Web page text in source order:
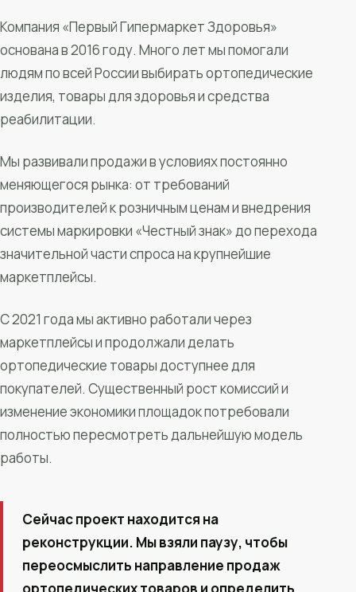
Компания «Первый Гипермаркет Здоровья»
основана в 2016 году. Много лет мы помогали
людям по всей России выбирать ортопедические
изделия, товары для здоровья и средства
реабилитации.
Мы развивали продажи в условиях постоянно
меняющегося рынка: от требований
производителей к розничным ценам и внедрения
системы маркировки «Честный знак» до перехода
значительной части спроса на крупнейшие
маркетплейсы.
С 2021 года мы активно работали через
маркетплейсы и продолжали делать
ортопедические товары доступнее для
покупателей. Существенный рост комиссий и
изменение экономики площадок потребовали
полностью пересмотреть дальнейшую модель
работы.
Сейчас проект находится на
реконструкции. Мы взяли паузу, чтобы
переосмыслить направление продаж